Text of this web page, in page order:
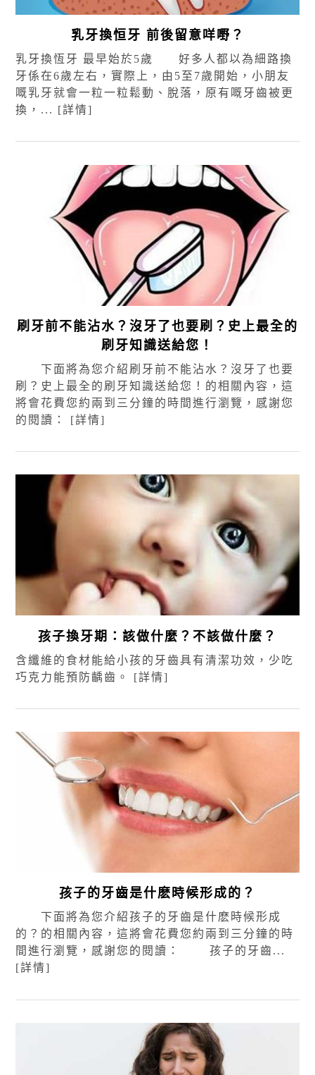
乳牙換恒牙 前後留意咩嘢？
乳牙換恆牙 最早始於5歲 好多人都以為細路換
牙係在6歲左右，實際上，由5至7歲開始，小朋友
嘅乳牙就會一粒一粒鬆動、脫落，原有嘅牙齒被更
換，... [詳情]
刷牙前不能沾水？沒牙了也要刷？史上最全的
刷牙知識送給您！
下面將為您介紹刷牙前不能沾水？沒牙了也要
刷？史上最全的刷牙知識送給您！的相關內容，這
將會花費您約兩到三分鐘的時間進行瀏覽，感謝您
的閱讀：
[詳情]
孩子換牙期：該做什麼？不該做什麼？
含纖維的食材能給小孩的牙齒具有清潔功效，少吃
巧克力能預防齲齒。
[詳情]
孩子的牙齒是什麽時候形成的？
下面將為您介紹孩子的牙齒是什麽時候形成
的？的相關內容，這將會花費您約兩到三分鐘的時
間進行瀏覽，感謝您的閱讀： 孩子的牙齒...
[詳情]